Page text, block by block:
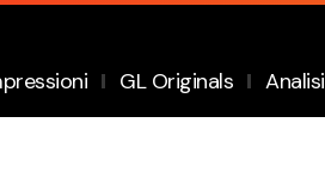
GL Originals Analisi